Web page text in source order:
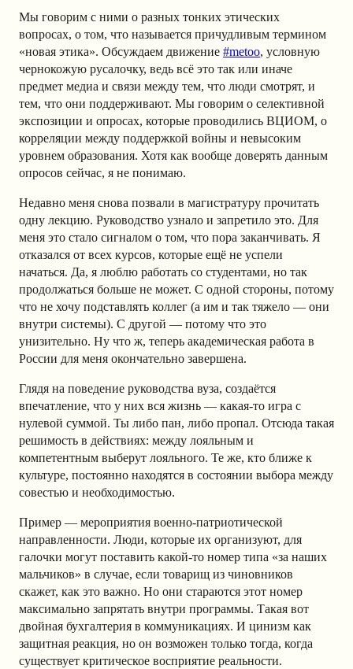
Мы говорим с ними о разных тонких этических
вопросах, о том, что называется причудливым термином
«новая этика». Обсуждаем движение #metoo, условную
чернокожую русалочку, ведь всё это так или иначе
предмет медиа и связи между тем, что люди смотрят, и
тем, что они поддерживают. Мы говорим о селективной
экспозиции и опросах, которые проводились ВЦИОМ, о
корреляции между поддержкой войны и невысоким
уровнем образования. Хотя как вообще доверять данным
опросов сейчас, я не понимаю.
Недавно меня снова позвали в магистратуру прочитать
одну лекцию. Руководство узнало и запретило это. Для
меня это стало сигналом о том, что пора заканчивать. Я
отказался от всех курсов, которые ещё не успели
начаться. Да, я люблю работать со студентами, но так
продолжаться больше не может. С одной стороны, потому
что не хочу подставлять коллег (а им и так тяжело — они
внутри системы). С другой — потому что это
унизительно. Ну что ж, теперь академическая работа в
России для меня окончательно завершена.
Глядя на поведение руководства вуза, создаётся
впечатление, что у них вся жизнь — какая-то игра с
нулевой суммой. Ты либо пан, либо пропал. Отсюда такая
решимость в действиях: между лояльным и
компетентным выберут лояльного. Те же, кто ближе к
культуре, постоянно находятся в состоянии выбора между
совестью и необходимостью.
Пример — мероприятия военно-патриотической
направленности. Люди, которые их организуют, для
галочки могут поставить какой-то номер типа «за наших
мальчиков» в случае, если товарищ из чиновников
скажет, как это важно. Но они стараются этот номер
максимально запрятать внутри программы. Такая вот
двойная бухгалтерия в коммуникациях. И цинизм как
защитная реакция, но он возможен только тогда, когда
существует критическое восприятие реальности.